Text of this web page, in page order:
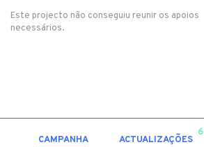
Este projecto não conseguiu reunir os apoios
necessários.
CAMPANHA ACTUALIZAÇÕES
6